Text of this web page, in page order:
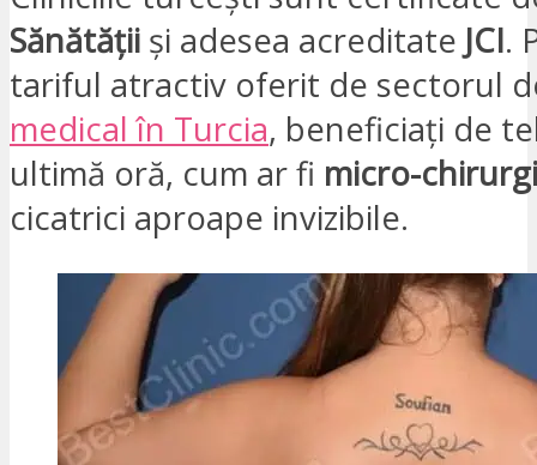
Sănătății și adesea acreditate JCI.
tariful atractiv oferit de sectorul
medical în Turcia, beneficiați de
ultimă oră, cum ar fi micro-
cicatrici aproape invizibile.